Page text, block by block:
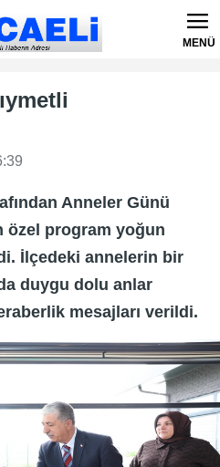
MENÜ
Anneler Günü
özel program yoğun
İlçedeki annelerin bir
duygu dolu anlar
mesajları verildi.